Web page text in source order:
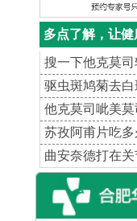
多点了解，让健
搜一下他克莫
驱虫斑鸠菊去白
他克莫司呲美
苏孜阿甫片吃
曲安奈德打在